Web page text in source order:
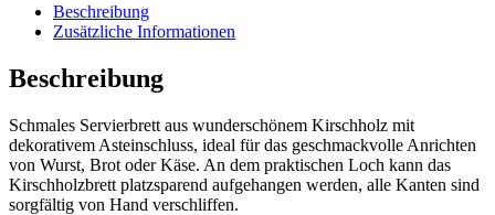
Beschreibung
Zusätzliche Informationen
Beschreibung
Schmales Servierbrett aus wunderschönem Kirschholz mit
dekorativem Asteinschluss, ideal für das geschmackvolle Anrichten
von Wurst, Brot oder Käse. An dem praktischen Loch kann das
Kirschholzbrett platzsparend aufgehangen werden, alle Kanten sind
sorgfältig von Hand verschliffen.